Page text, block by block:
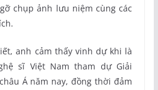
chụp ảnh lưu niệm cùng các
anh cảm thấy vinh dự khi là
sĩ Việt Nam tham dự Giải
Á năm nay, đồng thời đảm